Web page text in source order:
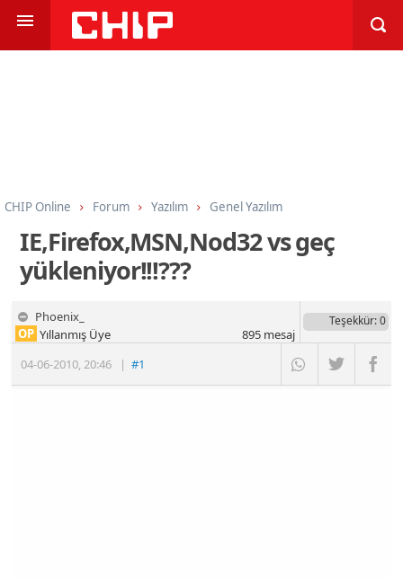
CHIP Online Forum Yazılım Genel Yazılım
IE,Firefox,MSN,Nod32 vs geç
yükleniyor!!!???
Phoenix_
04-06-2010,20:46 |#1
OP Yıllanmış Üye
Teşekkür: 0
895mesaj